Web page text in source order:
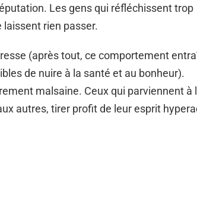
Les gens qui réfléchissent trop
rien passer.
(après tout, ce comportement
de nuire à la santé et au bonheur).
malsaine. Ceux qui parviennent à
autres, tirer profit de leur esprit